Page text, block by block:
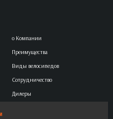
о Компании
Преимущества
Виды велосипедов
Сотрудничество
Дилеры